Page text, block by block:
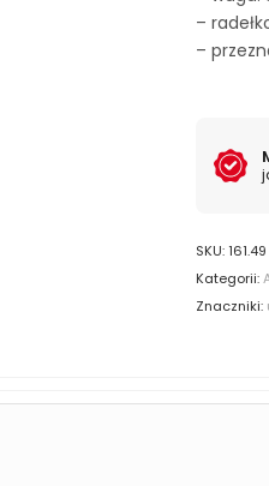
–
–
SKU:161.49
Kategorii:
Znaczniki: